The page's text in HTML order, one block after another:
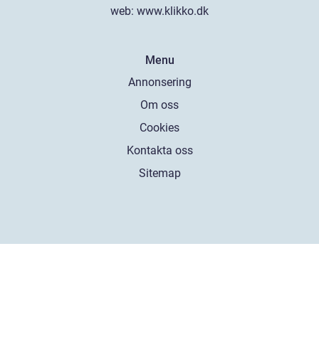
web: www.klikko.dk
Menu
Annonsering
Om oss
Cookies
Kontakta oss
Sitemap